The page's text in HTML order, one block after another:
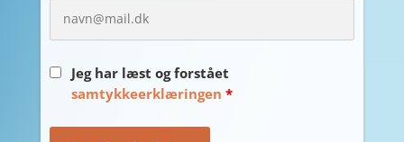
Jeg har læst og forstået
samtykkeerklæringen *